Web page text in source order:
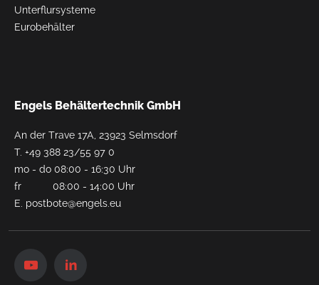
Unterflursysteme
Eurobehälter
Engels Behältertechnik GmbH
An der Trave 17A, 23923 Selmsdorf
T. +49 388 23/55 97 0
mo - do 08:00 - 16:30 Uhr
fr 08:00 - 14:00 Uhr
E. postbote@engels.eu